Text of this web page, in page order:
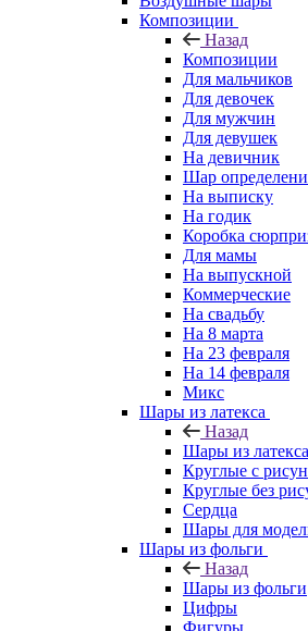
Композиции
Назад
Композиции
Для мальчиков
Для девочек
Для мужчин
Для девушек
На девичник
Шар
На выписку
На годик
Коробка
Для мамы
На выпускной
Коммерческие
На свадьбу
На 8 марта
На 23 февраля
На 14 февраля
Микс
Шары из латекса
Назад
Шары из латекса
Круглые с
Круглые без
Сердца
Шары для
Шары из фольги
Назад
Шары из фольги
Цифры
Фигуры